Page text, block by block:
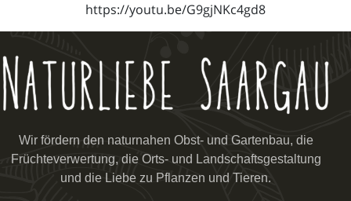
https://youtu.be/G9gjNKc4gd8
Wir fördern den naturnahen Obst- und Gartenbau, die
Früchteverwertung, die Orts- und Landschaftsgestaltung
und die Liebe zu Pflanzen und Tieren.